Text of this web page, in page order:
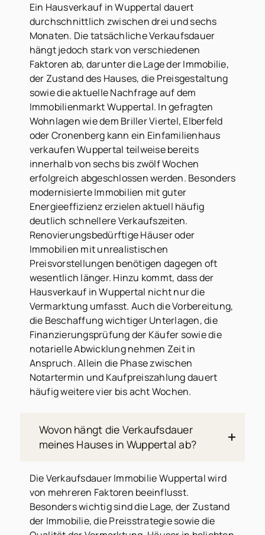
Ein Hausverkauf in Wuppertal dauert
durchschnittlich zwischen drei und sechs
Monaten. Die tatsächliche Verkaufsdauer
hängt jedoch stark von verschiedenen
Faktoren ab, darunter die Lage der Immobilie,
der Zustand des Hauses, die Preisgestaltung
sowie die aktuelle Nachfrage auf dem
Immobilienmarkt Wuppertal. In gefragten
Wohnlagen wie dem Briller Viertel, Elberfeld
oder Cronenberg kann ein Einfamilienhaus
verkaufen Wuppertal teilweise bereits
innerhalb von sechs bis zwölf Wochen
erfolgreich abgeschlossen werden. Besonders
modernisierte Immobilien mit guter
Energieeffizienz erzielen aktuell häufig
deutlich schnellere Verkaufszeiten.
Renovierungsbedürftige Häuser oder
Immobilien mit unrealistischen
Preisvorstellungen benötigen dagegen oft
wesentlich länger. Hinzu kommt, dass der
Hausverkauf in Wuppertal nicht nur die
Vermarktung umfasst. Auch die Vorbereitung,
die Beschaffung wichtiger Unterlagen, die
Finanzierungsprüfung der Käufer sowie die
notarielle Abwicklung nehmen Zeit in
Anspruch. Allein die Phase zwischen
Notartermin und Kaufpreiszahlung dauert
häufig weitere vier bis acht Wochen.
Wovon hängt die Verkaufsdauer
meines Hauses in Wuppertal ab?
Die Verkaufsdauer Immobilie Wuppertal wird
von mehreren Faktoren beeinflusst.
Besonders wichtig sind die Lage, der Zustand
der Immobilie, die Preisstrategie sowie die